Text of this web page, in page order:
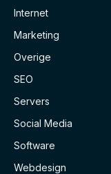
Internet
Marketing
Overige
SEO
Servers
Social Media
Software
Webdesign